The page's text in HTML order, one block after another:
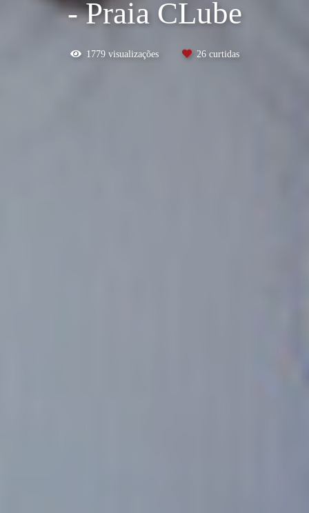
- Praia CLube
1779visualizações 26curtidas